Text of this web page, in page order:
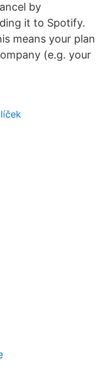
by
it to Spotify.
means your plan
(e.g. your